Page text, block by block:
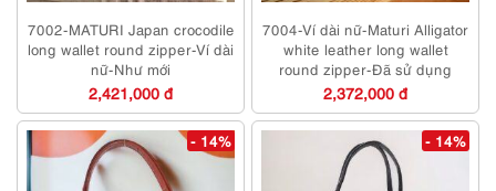
7002-MATURI Japan crocodile
long wallet round zipper-Ví dài
nữ-Như mới
2,421,000 đ
7004-Ví dài nữ-Maturi Alligator
white leather long wallet
round zipper-Đã sử dụng
2,372,000 đ
- 14% - 14%